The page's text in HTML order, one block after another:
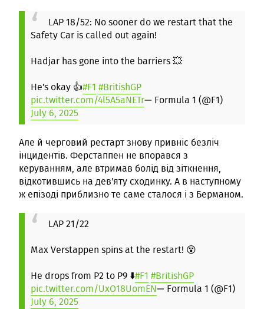
LAP 18/52: No sooner do we restart that the
Safety Car is called out again!
Hadjar has gone into the barriers 💥
He's okay 👍#F1 #BritishGP
pic.twitter.com/4l5A5aNETr— Formula 1 (@F1)
July 6, 2025
Але й черговий рестарт знову привніс безліч
інцидентів. Ферстаппен не впорався з
керуванням, але втримав болід від зіткнення,
відкотившись на дев'яту сходинку. А в наступному
ж епізоді приблизно те саме сталося і з Берманом.
LAP 21/22
Max Verstappen spins at the restart! 😵
He drops from P2 to P9 ⬇️#F1 #BritishGP
pic.twitter.com/UxO18UomEN— Formula 1 (@F1)
July 6, 2025